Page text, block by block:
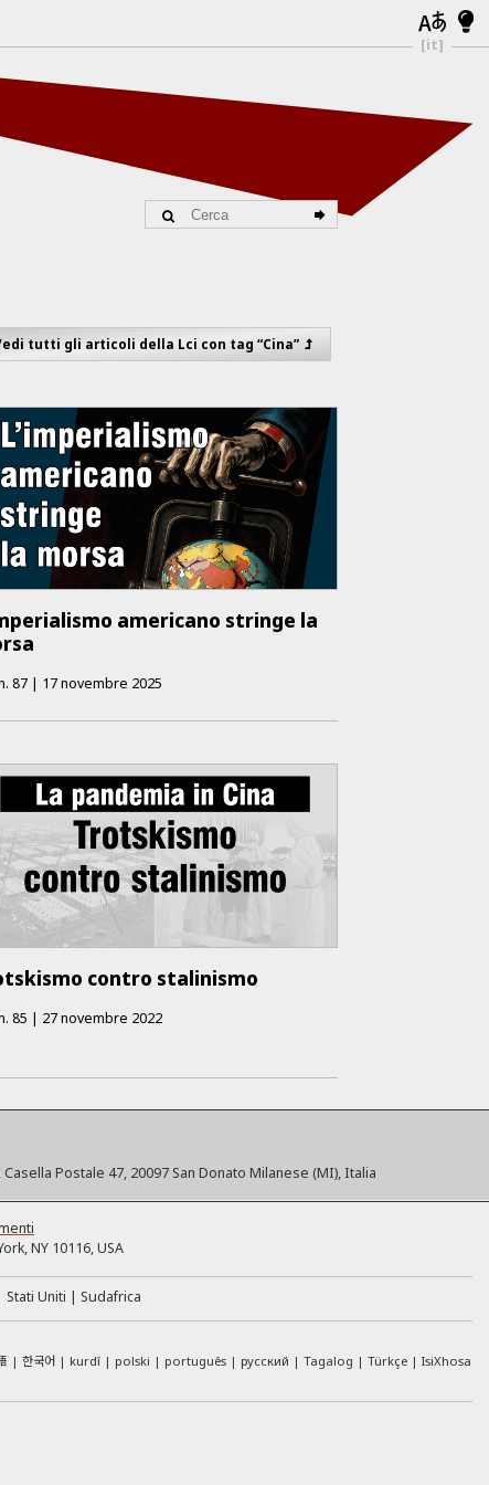
[it]
tutti gli articoli della Lci con tag “Cina”
americano stringe la
87 | 17 novembre 2025
contro stalinismo
85 | 27 novembre 2022
Postale 47, 20097 San Donato Milanese (MI), Italia
NY 10116, USA
Stati Uniti Sudafrica
한국어 kurdî polski português русский Tagalog Türkçe IsiXhosa